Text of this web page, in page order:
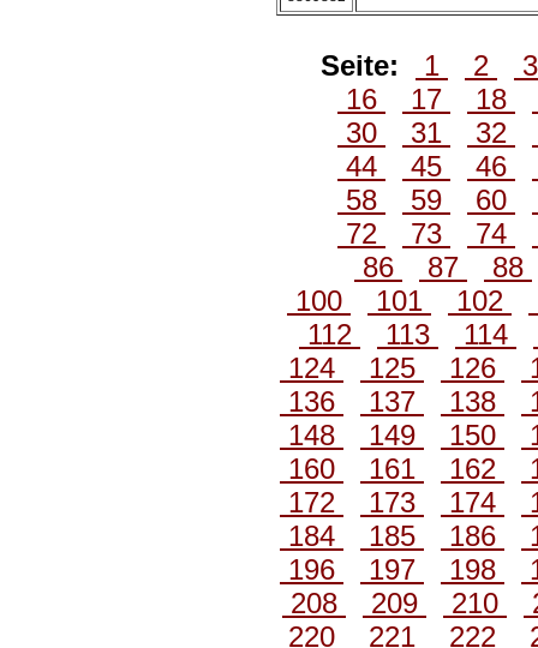
Seite: 1 2
16
17 18
30
31 32
44
45 46
58
59 60
72
73 74
86
87
88
100
101 102
112
113 114
124
125 126
136
137 138
148
149 150
160
161 162
172
173 174
184
185 186
196
197 198
208
209 210
220
221 222